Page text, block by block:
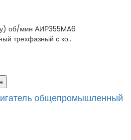
об/мин АИР355MA6
трехфазный с ко..
общепромышленный